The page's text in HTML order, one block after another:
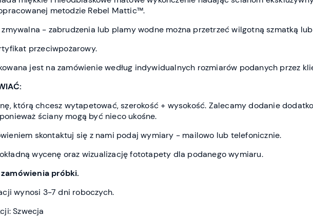
metodzie Rebel Mattic™.
- zabrudzenia lub plamy wodne można przetrzeć wilgotną szmatką
przeciwpożarowy.
jest na zamówienie według indywidualnych rozmiarów podanych przez
którą chcesz wytapetować, szerokość + wysokość. Zalecamy dodanie
ściany mogą być nieco ukośne.
skontaktuj się z nami podaj wymiary - mailowo lub telefonicznie.
wycenę oraz wizualizację fototapety dla podanego wymiaru.
próbki.
wynosi 3-7 dni roboczych.
Szwecja